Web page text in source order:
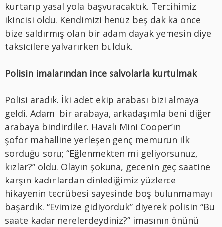
kurtarıp yasal yola başvuracaktık. Tercihimiz
ikincisi oldu. Kendimizi henüz beş dakika önce
bize saldırmış olan bir adam dayak yemesin diye
taksicilere yalvarırken bulduk.
Polisin imalarından ince salvolarla kurtulmak
Polisi aradık. İki adet ekip arabası bizi almaya
geldi. Adamı bir arabaya, arkadaşımla beni diğer
arabaya bindirdiler. Havalı Mini Cooper’ın
şoför mahalline yerleşen genç memurun ilk
sorduğu soru; “Eğlenmekten mi geliyorsunuz,
kızlar?” oldu. Olayın şokuna, gecenin geç saatine
karşın kadınlardan dinlediğimiz yüzlerce
hikayenin tecrübesi sayesinde boş bulunmamayı
başardık. “Evimize gidiyorduk” diyerek polisin “Bu
saate kadar nerelerdeydiniz?” imasının önünü